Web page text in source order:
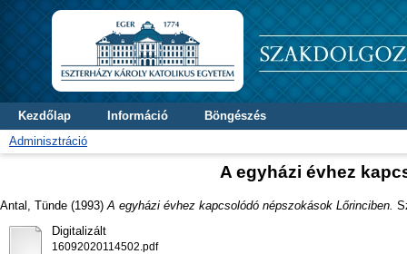
Kezdőlap Információ
Böngészés
Adminisztráció
A egyházi évhez
Antal, Tünde (1993) A egyházi évhez kapcsolódó népszokások Lőrinciben.
Digitalizált
16092020114502.pdf